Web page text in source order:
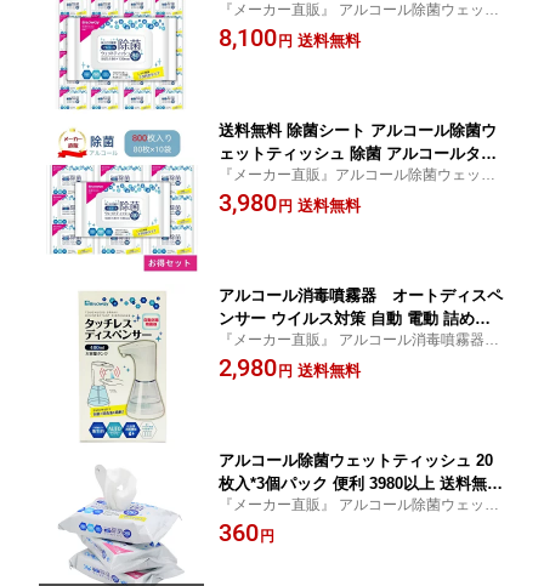
きる 携帯用 ハンド キッチン用 スマホ
アルコール 簡単除菌 掃除用品 スマホ 8
『メーカー直販』 アルコール除菌ウェット
ティッシュ 24個 セット 送料無料 Bitoway
8,100 円 送料無料
送料無料 除菌シート アルコール除菌ウ
ェットティッシュ 除菌 アルコールタイ
プ 除菌できる 日用お掃除ウェットシー
ト 手 携帯用 キッチン用 アルコール 簡
『メーカー直販』アルコール除菌ウェット
ティッシュ 10個セット 送料無料
3,980 円 送料無料
アルコール消毒噴霧器 オートディスペ
ンサー ウイルス対策 自動 電動 詰め替
えボトル 予防 除菌 スプレー 手指消毒
消毒液対応 3980以上 送料無料 Bitoway
『メーカー直販』 アルコール消毒噴霧器
除菌 3980円（税込）以上 送料無料
2,980 円 送料無料
アルコール除菌ウェットティッシュ 20
枚入*3個パック 便利 3980以上 送料無料
Bitoway 【4573188328946】
『メーカー直販』 アルコール除菌ウェット
ティッシュ 3980円（税込）以上 送料無
料
360 円